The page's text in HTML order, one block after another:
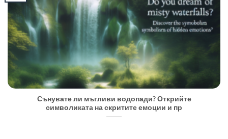
Сънувате ли мъгливи водопади? Открийте
символиката на скритите емоции и пр